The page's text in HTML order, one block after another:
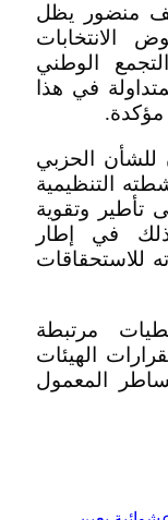
منضور يظل
الانتخابات
الوطني
في هذا
مؤكدة.
للشأن الحزبي
التنظيمية
تأطير وتقوية
وذلك في إطار
للاستحقاقات
مرتبطة
الهيئات
المعمول